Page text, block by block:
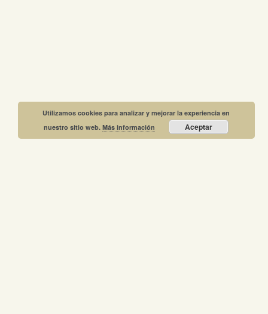
Utilizamos cookies para analizar y mejorar la experiencia en
nuestro sitio web.Más información Aceptar